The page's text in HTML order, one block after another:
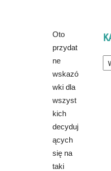
Oto
przydat
ne
wskazó
wki dla
wszyst
kich
decyduj
ących
się na
taki